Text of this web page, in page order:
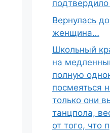
Вернулась
женщина…
Школьный
на
полную
посмеяться
только они
танцпола,
от того, что